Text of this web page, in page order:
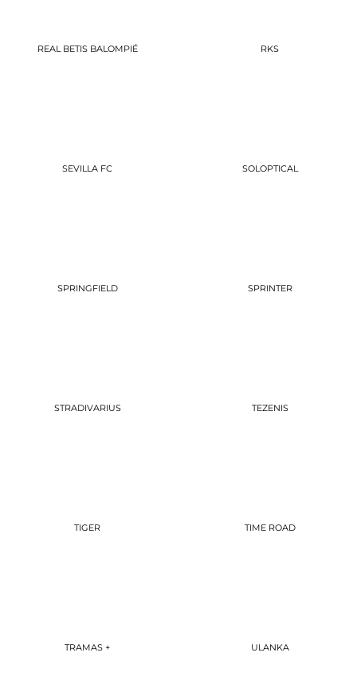
REAL BETIS BALOMPIÉ RKS
SEVILLA FC SOLOPTICAL
SPRINGFIELD SPRINTER
STRADIVARIUS TEZENIS
TIGER TIME ROAD
TRAMAS + ULANKA